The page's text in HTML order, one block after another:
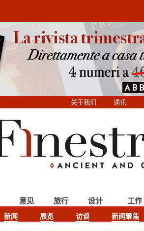
关于我们 通讯
新闻 展览 访谈 新闻聚焦
意见 旅行 设计 工作